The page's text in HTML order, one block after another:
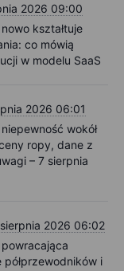
2026 09:00
kształtuje
co mówią
w modelu SaaS
2026 06:01
wokół
ropy, dane z
– 7 sierpnia
2026 06:02
i